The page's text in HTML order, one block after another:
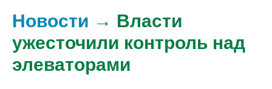
Новости → Власти
ужесточили контроль над
элеваторами